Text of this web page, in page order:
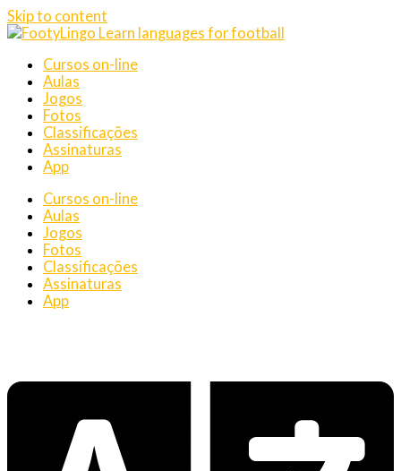
Skip to content
Cursos on-line
Aulas
Jogos
Fotos
Classificações
Assinaturas
App
Cursos on-line
Aulas
Jogos
Fotos
Classificações
Assinaturas
App